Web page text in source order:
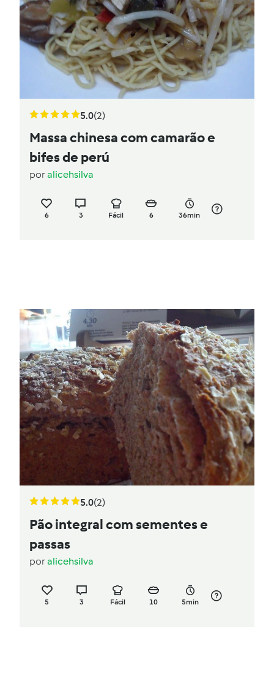
5.0(2)
Massa chinesa com camarão e
bifes de perú
poralicehsilva
6 3 Fácil 6 36min
5.0(2)
Pão integral com sementes e
passas
poralicehsilva
5 3 Fácil 10 5min